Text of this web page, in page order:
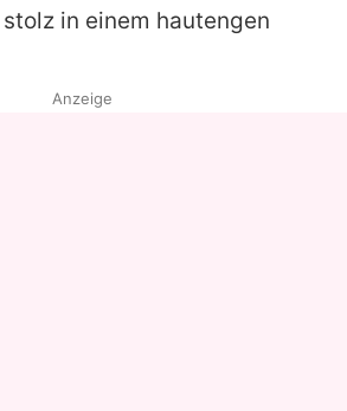
in einem hautengen
Anzeige